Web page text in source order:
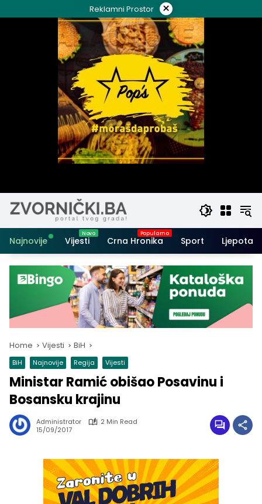
to
Reklamni Prostor ×
Najnovije Vijesti Crna Hronika Sport Ljepota i
Home Vijesti BiH
BiH Najnovije Regija Vijesti
Ministar Ramić obišao Posavinu i
Bosansku krajinu
Administrator
2 Min Read
15/09/2017